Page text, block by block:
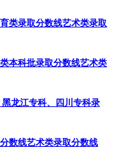
类录取分数线艺术类录取
本科批录取分数线艺术类
龙江专科、四川专科录
数线艺术类录取分数线